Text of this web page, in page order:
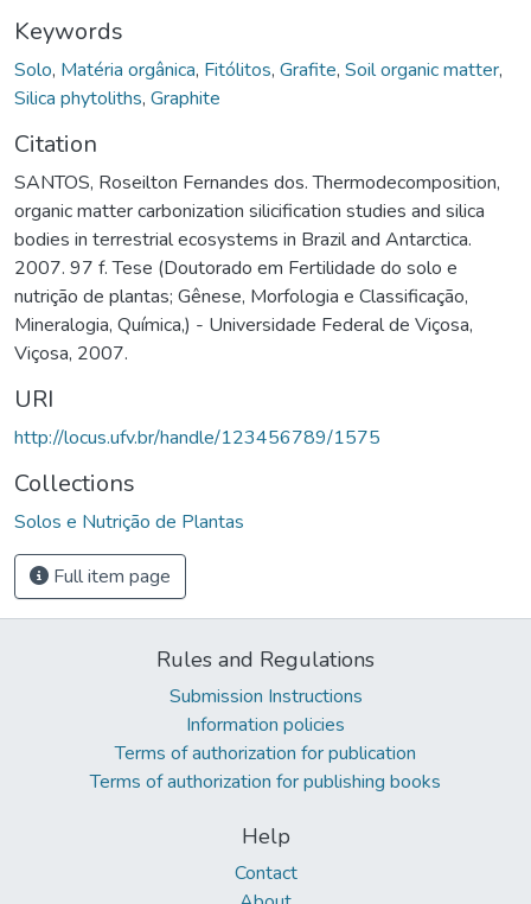
Keywords
Solo, Matéria orgânica, Fitólitos, Grafite, Soil organic matter,
Silica phytoliths, Graphite
Citation
SANTOS, Roseilton Fernandes dos. Thermodecomposition,
organic matter carbonization silicification studies and silica
bodies in terrestrial ecosystems in Brazil and Antarctica.
2007. 97 f. Tese (Doutorado em Fertilidade do solo e
nutrição de plantas; Gênese, Morfologia e Classificação,
Mineralogia, Química,) - Universidade Federal de Viçosa,
Viçosa, 2007.
URI
http://locus.ufv.br/handle/123456789/1575
Collections
Solos e Nutrição de Plantas
Full item page
Rules and Regulations
Submission Instructions
Information policies
Terms of authorization for publication
Terms of authorization for publishing books
Help
Contact